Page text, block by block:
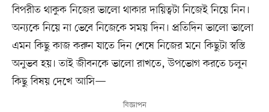
বিপরীত থাকুক নিজের ভালো থাকার দায়িত্বটা নিজেই নিয়ে নিন।
অন্যকে নিয়ে না ভেবে নিজেকে সময় দিন। প্রতিদিন ভালো ভালো
এমন কিছু কাজ করুন যাতে দিন শেষে নিজের মনে কিছুটা স্বস্তি
অনুভব হয়। তাই জীবনকে ভালো রাখতে, উপভোগ করতে চলুন
কিছু বিষয় দেখে আসি—